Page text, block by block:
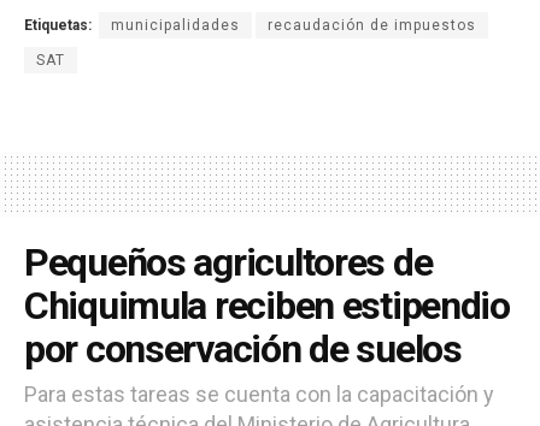
Etiquetas: municipalidades recaudación de impuestos
SAT
Pequeños agricultores de
Chiquimula reciben estipendio
por conservación de suelos
Para estas tareas se cuenta con la capacitación y